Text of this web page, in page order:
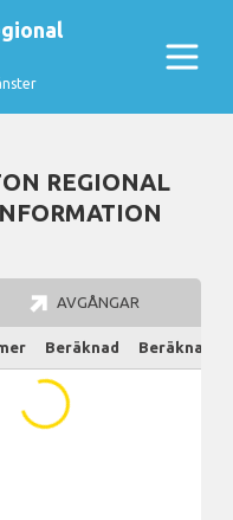
REGIONAL
AVGÅNGAR
Beräknad Beräknad/
...